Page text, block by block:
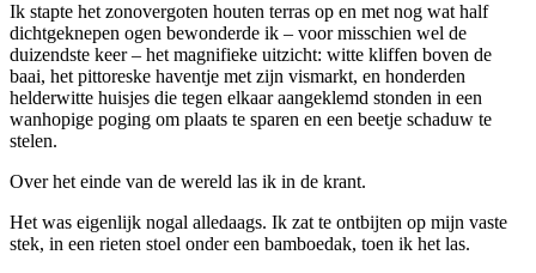
Ik stapte het zonovergoten houten terras op en met nog wat half
dichtgeknepen ogen bewonderde ik – voor misschien wel de
duizendste keer – het magnifieke uitzicht: witte kliffen boven de
baai, het pittoreske haventje met zijn vismarkt, en honderden
helderwitte huisjes die tegen elkaar aangeklemd stonden in een
wanhopige poging om plaats te sparen en een beetje schaduw te
stelen.
Over het einde van de wereld las ik in de krant.
Het was eigenlijk nogal alledaags. Ik zat te ontbijten op mijn vaste
stek, in een rieten stoel onder een bamboedak, toen ik het las.